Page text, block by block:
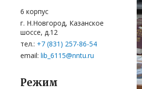
6 корпус
г. Н.Новгород, Казанское
шоссе, д.12
тел.: +7 (831) 257-86-54
email: lib_6115@nntu.ru
Режим